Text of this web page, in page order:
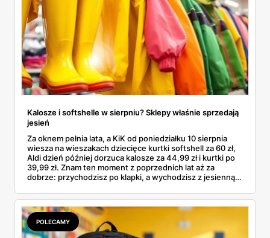
Kalosze i softshelle w sierpniu? Sklepy właśnie sprzedają
jesień
Za oknem pełnia lata, a KiK od poniedziałku 10 sierpnia
wiesza na wieszakach dziecięce kurtki softshell za 60 zł,
Aldi dzień później dorzuca kalosze za 44,99 zł i kurtki po
39,99 zł. Znam ten moment z poprzednich lat aż za
dobrze: przychodzisz po klapki, a wychodzisz z jesienną
pojawi się w gazetkach w przyszłym tygodniu i czy jest
sens kupować jesień, zanim skończą się wakacje.
POLECAMY